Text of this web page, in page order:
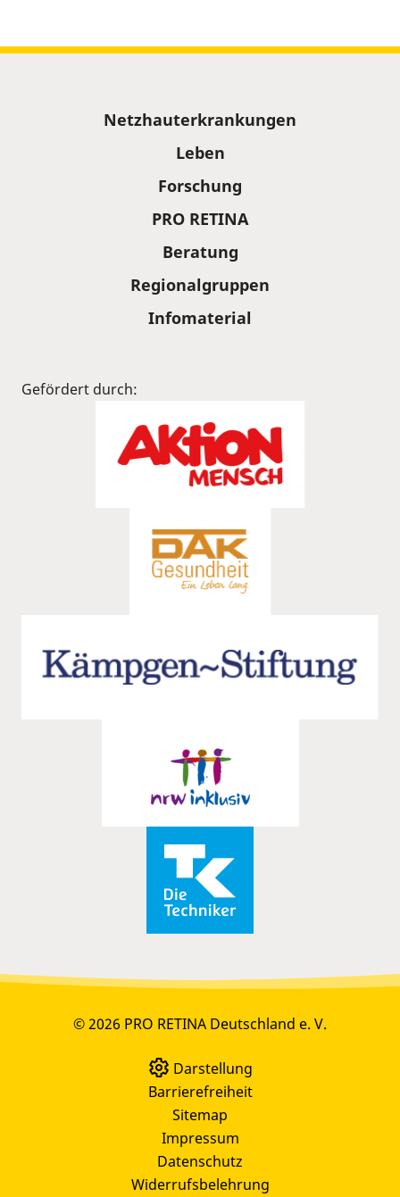
Netzhauterkrankungen
Leben
Forschung
PRO RETINA
Beratung
Regionalgruppen
Infomaterial
Gefördert durch:
© 2026 PRO RETINA Deutschland e. V.
Darstellung
Barrierefreiheit
Sitemap
Impressum
Datenschutz
Widerrufsbelehrung